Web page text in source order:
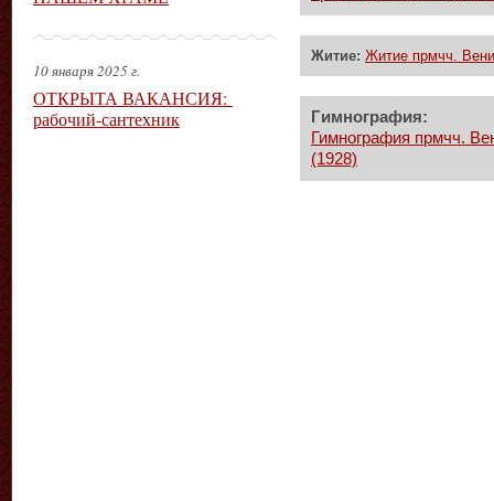
Житие: Житие прмчч.
Гимнография:
Гимнография прмчч.
(1928)
10 января 2025 г.
ОТКРЫТА ВАКАНСИЯ:
рабочий-сантехник